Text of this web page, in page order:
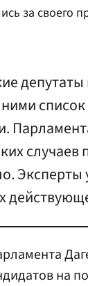
за своего
Эксперты
на